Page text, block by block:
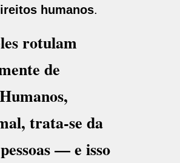
humanos.
rotulam
de
trata-se da
— e isso